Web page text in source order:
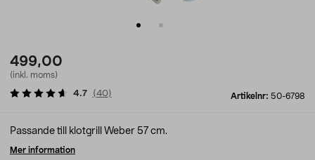
499,00
(inkl. moms)
Artikelnr: 50-6798
4.7 (40)
Passande till klotgrill Weber 57 cm.
Mer information